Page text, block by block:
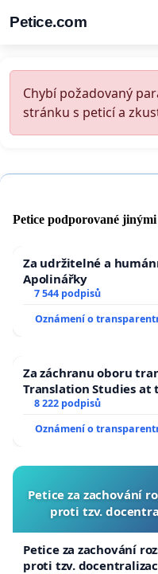
Petice.com
Chybí požadovaný
stránku s peticí a
Petice podporované
Za udržitelné a
Apolinářky
7 544 podpisů
Oznámení o
Za záchranu oboru
Translation Studies at
University
8 222 podpisů
Oznámení o
Petice za zachování
proti tzv.
Petice za zachování
proti tzv.